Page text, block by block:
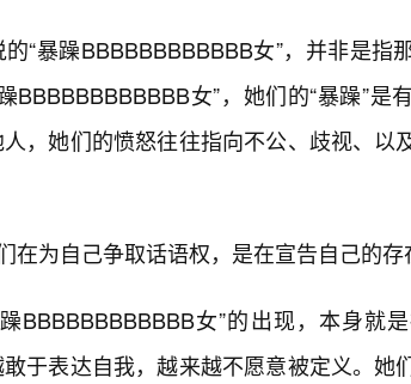
“暴躁BBBBBBBBBBBB女”，并非是指
BBBBBBBBBBBB女”，她们的“暴躁”是
，她们的愤怒往往指向不公、歧视、以
在为自己争取话语权，是在宣告自己的存
BBBBBBBBBBBB女”的出现，本身就
于表达自我，越来越不愿意被定义。她